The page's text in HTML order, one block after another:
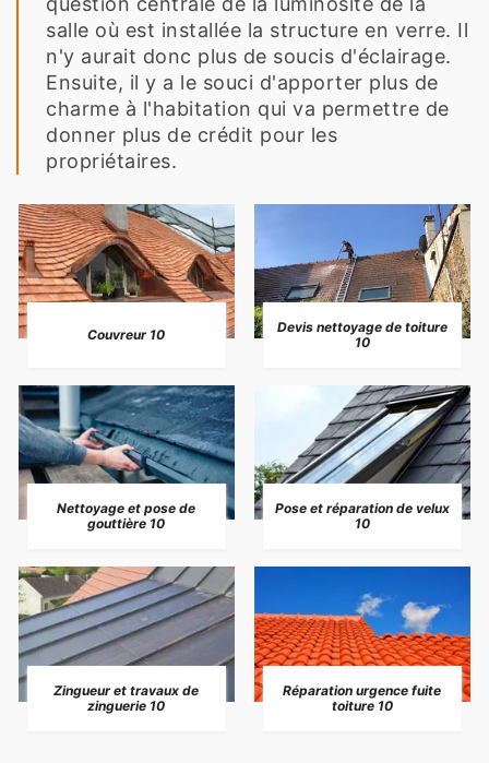
salle où est installée la structure en verre. Il
n'y aurait donc plus de soucis d'éclairage.
Ensuite, il y a le souci d'apporter plus de
charme à l'habitation qui va permettre de
donner plus de crédit pour les
propriétaires.
Couvreur 10
Devis nettoyage de toiture
10
Nettoyage et pose de
gouttière 10
Pose et réparation de velux
10
Zingueur et travaux de
zinguerie 10
Réparation urgence fuite
toiture 10